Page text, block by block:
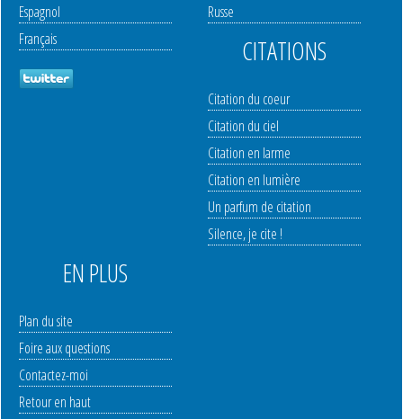
Espagnol
Français
Russe
CITATIONS
Citation du coeur
Citation du ciel
Citation en larme
Citation en lumière
Un parfum de citation
Silence, je cite !
EN PLUS
Plan du site
Foire aux questions
Contactez-moi
Retour en haut